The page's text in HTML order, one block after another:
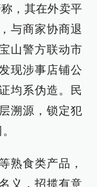
，其在外卖平
与商家协商退
山警方联动市
现涉事店铺公
均系伪造。民
溯源，锁定犯
熟食类产品，
义，招揽有意